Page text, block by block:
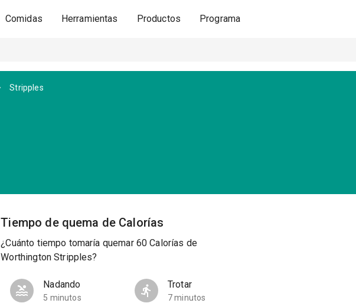
Comidas Herramientas Productos Programa
Stripples
Tiempo de quema de Calorías
¿Cuánto tiempo tomaría quemar 60 Calorías de
Worthington Stripples?
Nadando
5 minutos
Trotar
7 minutos